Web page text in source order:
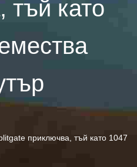
тъй като
приключва, тъй като 1047